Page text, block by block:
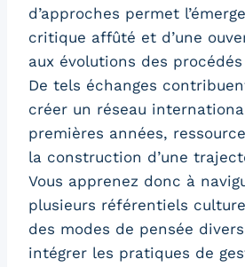
d’approches permet
critique affûté et d’une
aux évolutions des
De tels échanges
créer un réseau
premières années,
la construction d’une
Vous apprenez donc à
plusieurs référentiels
des modes de pensée
intégrer les pratiques de